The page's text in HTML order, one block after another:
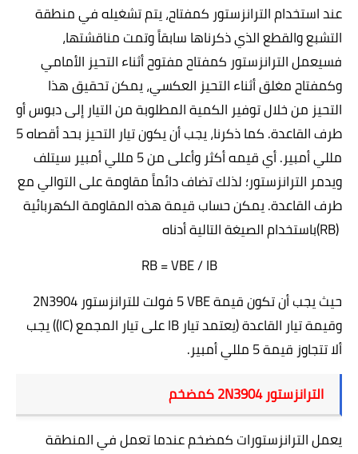
عند استخدام الترانزستور كمفتاح، يتم تشغيله في منطقة
التشبع والقطع الذي ذكرناها سابقاً وتمت مناقشتها،
فسيعمل الترانزستور كمفتاح مفتوح أثناء التحيز الأمامي
وكمفتاح مغلق أثناء التحيز العكسي، يمكن تحقيق هذا
التحيز من خلال توفير الكمية المطلوبة من التيار إلى دبوس أو
طرف القاعدة. كما ذكرنا، يجب أن يكون تيار التحيز بحد أقصاه 5
مللي أمبير. أي قيمه أكثر وأعلى من 5 مللي أمبير سيتلف
ويدمر الترانزستور؛ لذلك تضاف دائماً مقاومة على التوالي مع
طرف القاعدة. يمكن حساب قيمة هذه المقاومة الكهربائية
(RB)باستخدام الصيغة التالية أدناه
RB = VBE / IB
حيث يجب أن تكون قيمةVBE للترانزستور2N3904
وقيمةتيار القاعدة (يعتمد تيارIBعلى تيار المجمع(IC)
)يجب
ألا تتجاوز قيمة 5 مللي أمبير
.
الترانزستور2N3904كمضخم
يعمل الترانزستورات كمضخم عندما تعمل في المنطقة